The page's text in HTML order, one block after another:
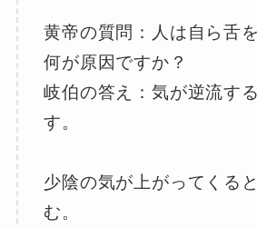
黄帝の質問：人は自ら舌
何が原因ですか？
岐伯の答え：気が逆流す
す。
少陰の気が上がってくる
む。